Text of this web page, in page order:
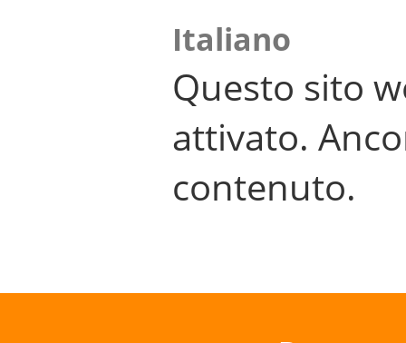
Italiano
Questo sito
attivato.
contenuto.